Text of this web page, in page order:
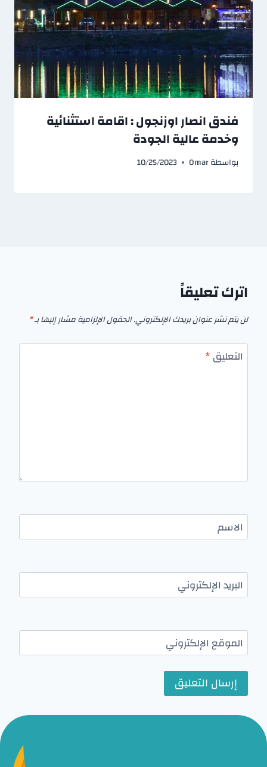
فندق انصار اوزنجول : اقامة استثنائية
وخدمة عالية الجودة
بواسطةOmar
10/25/2023
اترك تعليقاً
لن يتم نشر عنوان بريدك الإلكتروني.الحقول الإلزامية مشار إليها بـ*
التعليق*
الاسم
البريد الإلكتروني
الموقع الإلكتروني